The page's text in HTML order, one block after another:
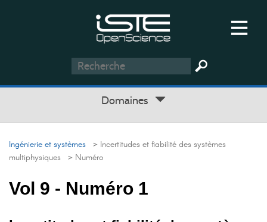
Domaines
Ingénierie et systèmes > Incertitudes et fiabilité des systèmes
multiphysiques > Numéro
Vol 9 - Numéro 1